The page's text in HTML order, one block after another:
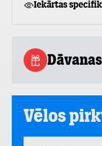
Iekārtas
Vēlos